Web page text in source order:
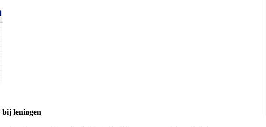
bij leningen